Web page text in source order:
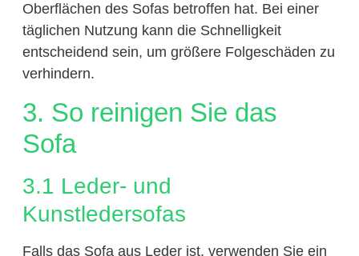
Oberflächen des Sofas betroffen hat. Bei einer
täglichen Nutzung kann die Schnelligkeit
entscheidend sein, um größere Folgeschäden zu
verhindern.
3. So reinigen Sie das
Sofa
3.1 Leder- und
Kunstledersofas
Falls das Sofa aus Leder ist, verwenden Sie ein